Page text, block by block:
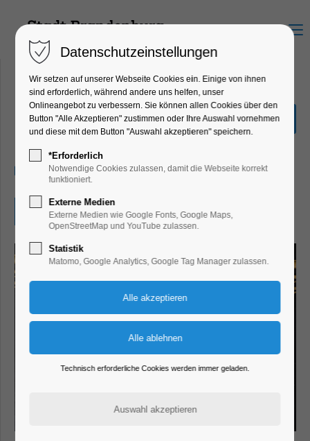
Menu
Mittagsklang
Konzert, Musik
21.07.2025, 13:30
Eintritt frei
Datenschutzeinstellungen
Wir setzen auf unserer Webseite Cookies ein. Einige von ihnen
sind erforderlich, während andere uns helfen, unser
Onlineangebot zu verbessern. Sie können allen Cookies über den
Button "Alle Akzeptieren" zustimmen oder Ihre Auswahl vornehmen
und diese mit dem Button "Auswahl akzeptieren" speichern.
*Erforderlich
Notwendige Cookies zulassen, damit die Webseite korrekt
funktioniert.
Externe Medien
Externe Medien wie Google Fonts, Google Maps,
OpenStreetMap und YouTube zulassen.
Statistik
Matomo, Google Analytics, Google Tag Manager zulassen.
Technisch erforderliche Cookies werden immer geladen.